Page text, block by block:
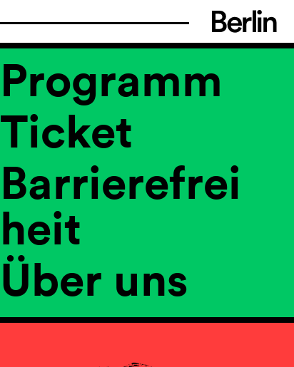
Programm
Ticket
Barrierefrei
heit
Über uns